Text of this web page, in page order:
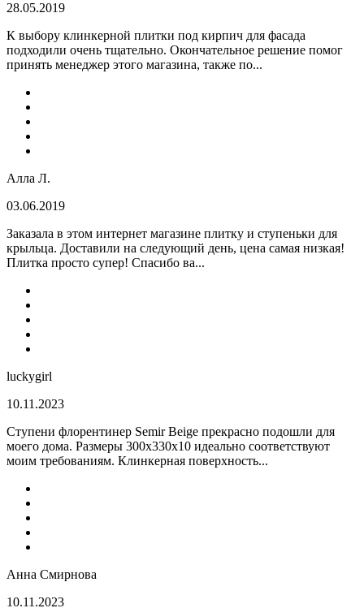
28.05.2019
К выбору клинкерной плитки под кирпич для фасада
подходили очень тщательно. Окончательное решение помог
принять менеджер этого магазина, также по...
Алла Л.
03.06.2019
Заказала в этом интернет магазине плитку и ступеньки для
крыльца. Доставили на следующий день, цена самая низкая!
Плитка просто супер! Спасибо ва...
luckygirl
10.11.2023
Ступени флорентинер Semir Beige прекрасно подошли для
моего дома. Размеры 300х330х10 идеально соответствуют
моим требованиям. Клинкерная поверхность...
Анна Смирнова
10.11.2023